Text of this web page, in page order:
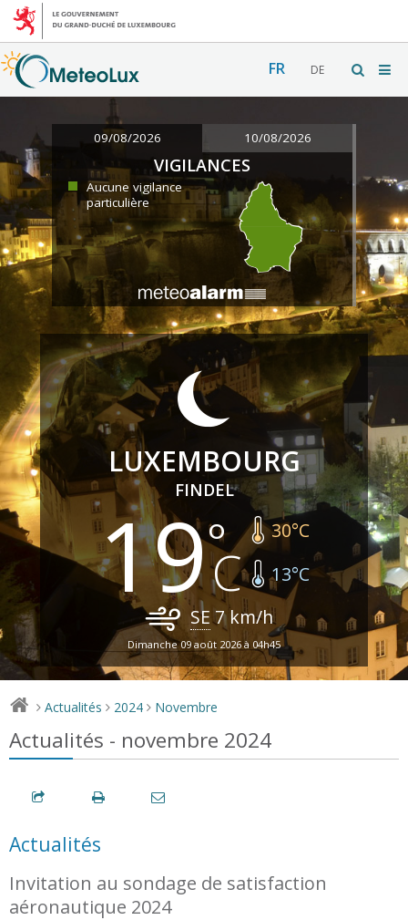
FR DE
09/08/2026 10/08/2026
VIGILANCES
Aucune vigilance
particulière
LUXEMBOURG
FINDEL
19 30°C
13°C
SE7km/h
Dimanche 09 août 2026 à 04h45
> Actualités > 2024 > Novembre
Actualités - novembre 2024
Actualités
Invitation au sondage de satisfaction
aéronautique 2024